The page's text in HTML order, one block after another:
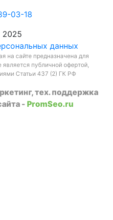
03-18
2025
данных
на сайте предназначена для
публичной офертой,
Статьи 437 (2) ГК РФ
тех. поддержка
- PromSeo.ru